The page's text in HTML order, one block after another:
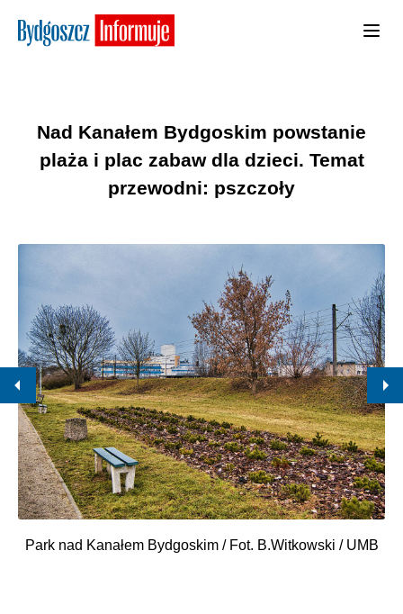
Nad Kanałem Bydgoskim powstanie
plaża i plac zabaw dla dzieci. Temat
przewodni: pszczoły
Park nad Kanałem Bydgoskim / Fot. B.Witkowski / UMB